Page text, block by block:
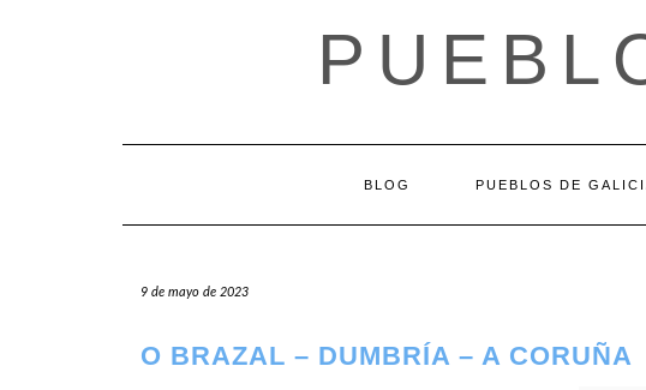
BLOG PUEBLOS DE
9 de mayo de 2023
O BRAZAL – DUMBRÍA – A CORUÑA